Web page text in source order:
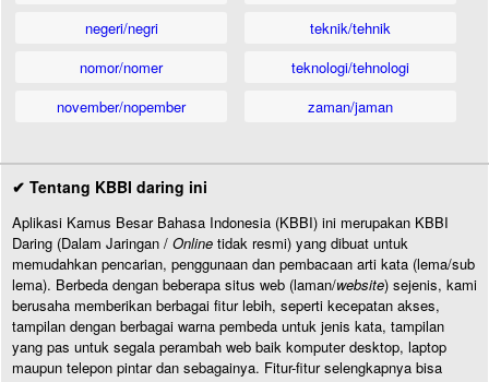
negeri/negri
nomor/nomer
november/nopember
teknik/tehnik
teknologi/tehnologi
zaman/jaman
✔ Tentang KBBI daring ini
Aplikasi Kamus Besar Bahasa Indonesia (KBBI) ini merupakan KBBI
Daring (Dalam Jaringan / Online tidak resmi) yang dibuat untuk
memudahkan pencarian, penggunaan dan pembacaan arti kata (lema/sub
lema). Berbeda dengan beberapa situs web (laman/website) sejenis, kami
berusaha memberikan berbagai fitur lebih, seperti kecepatan akses,
tampilan dengan berbagai warna pembeda untuk jenis kata, tampilan
yang pas untuk segala perambah web baik komputer desktop, laptop
maupun telepon pintar dan sebagainya. Fitur-fitur selengkapnya bisa